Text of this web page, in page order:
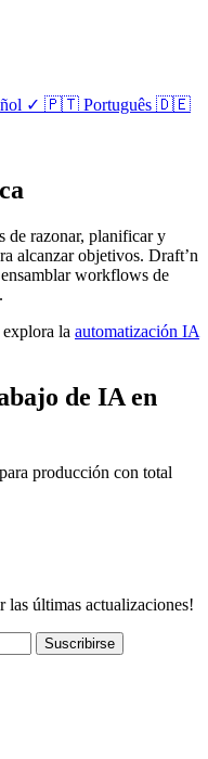
✓ 🇵🇹 Português 🇩🇪
de razonar, planificar y
alcanzar objetivos. Draft’n
workflows de
explora la automatización IA
de IA en
producción con total
las últimas actualizaciones!
Suscribirse